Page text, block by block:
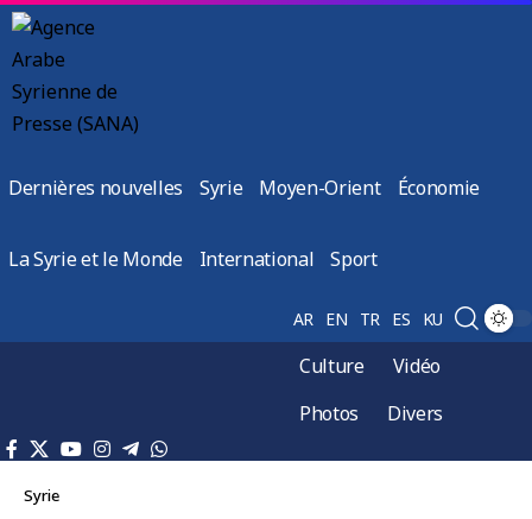
Dernières nouvelles Syrie Moyen-Orient Économie
La Syrie et le Monde International Sport
AR EN TR ES KU
Culture
Vidéo
Photos
Divers
Syrie